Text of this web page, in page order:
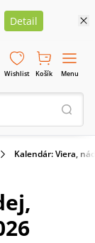
Detail
Wishlist Košík Menu
Kalendár: Viera,